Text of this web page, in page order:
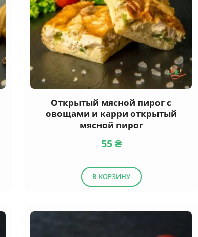
Открытый мясной пирог с
овощами и карри открытый
мясной пирог
55₴
В КОРЗИНУ